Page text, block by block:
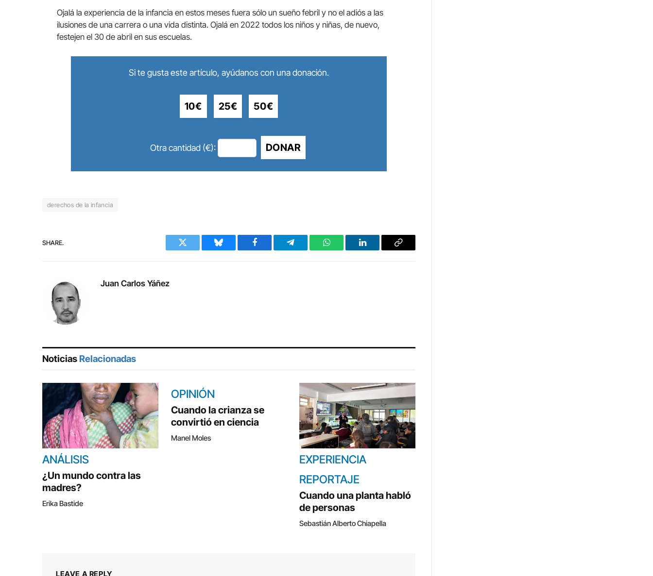
Ojalá la experiencia de la infancia en estos meses fuera sólo un sueño febril y no el adiós a las
ilusiones de una carrera o una vida distinta. Ojalá en 2022 todos los niños y niñas, de nuevo,
festejen el 30 de abril en sus escuelas.
Si te gusta este artículo, ayúdanos con una donación.
10€ 25€ 50€
Otra cantidad (€): DONAR
derechos de la infancia
SHARE.
Twitter Bluesky Facebook Telegram WhatsAppLinkedIn Copy
Juan Carlos Yáñez
Noticias Relacionadas
ANÁLISIS
¿Un mundo contra las
madres?
Erika Bastide
OPINIÓN
Cuando la crianza se
convirtió en ciencia
Manel Moles
EXPERIENCIA
REPORTAJE
Cuando una planta habló
de personas
Sebastián Alberto Chiapella
LEAVE A REPLY